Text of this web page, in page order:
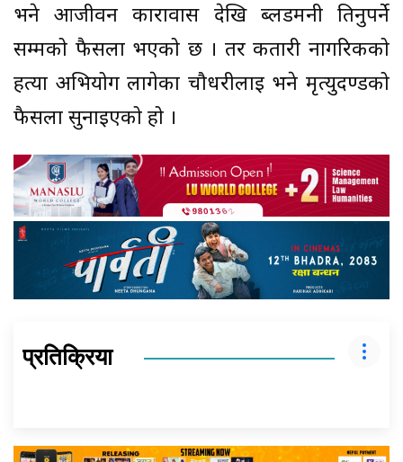
भने आजीवन कारावास देखि ब्लडमनी तिनुपर्ने
सम्मको फैसला भएको छ । तर कतारी नागरिकको
हत्या अभियोग लागेका चौधरीलाई भने मृत्युदण्डको
फैसला सुनाईएको हो ।
प्रतिक्रिया